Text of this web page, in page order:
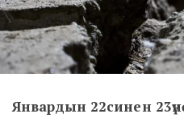
Январдын 22синен